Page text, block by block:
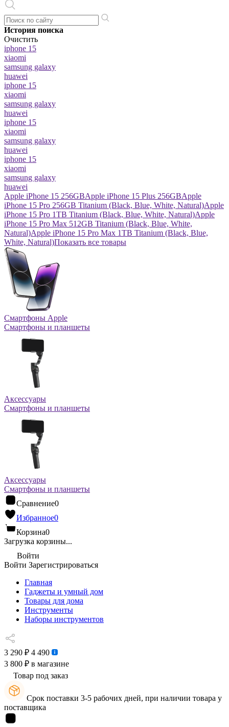
История поиска
Очистить
iphone 15
xiaomi
samsung galaxy
huawei
iphone 15
xiaomi
samsung galaxy
huawei
iphone 15
xiaomi
samsung galaxy
huawei
iphone 15
xiaomi
samsung galaxy
huawei
Apple iPhone 15 256GBApple iPhone 15 Plus 256GBApple
iPhone 15 Pro 256GB Titanium (Black, Blue, White, Natural)Apple
iPhone 15 Pro 1TB Titanium (Black, Blue, White, Natural)Apple
iPhone 15 Pro Max 512GB Titanium (Black, Blue, White,
Natural)Apple iPhone 15 Pro Max 1TB Titanium (Black, Blue,
White, Natural)Показать все товары
Смартфоны Apple
Смартфоны и планшеты
Аксессуары
Смартфоны и планшеты
Аксессуары
Смартфоны и планшеты
Сравнение0
Избранное0
Корзина0
Загрузка корзины...
Войти
Войти Зарегистрироваться
Главная
Гаджеты и умный дом
Товары для дома
Инструменты
Наборы инструментов
3 290 ₽ 4 490
3 800 ₽ в магазине
Товар под заказ
Срок поставки 3-5 рабочих дней, при наличии товара у
поставщика